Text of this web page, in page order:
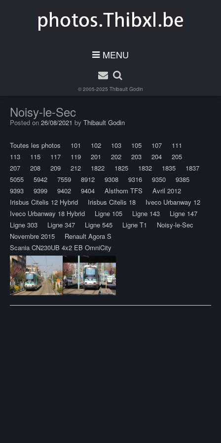
MENU
© 2005-2025 Thibault Godin
Noisy-le-Sec
Posted on 26/08/2021 by Thibault Godin
Toutes les photos 101 102 103 105 107
111
113
115 117 119 201 202 203 204
205
207
208 209 212 1822 1825 1832 1835
1837
5055
5942 7559 8912 9308 9316 9350
9385
9393
9399 9402 9404 Alsthom TFS
Avril 2012
Irisbus Citelis 12 Hybrid
Irisbus Citelis 18
Iveco Urbanway 12
Iveco Urbanway 18 Hybrid
Ligne 105 Ligne 143
Ligne 147
Ligne 303
Ligne 347 Ligne 545 Ligne T1
Noisy-le-Sec
Novembre 2015
Renault Agora S
Scania CN230UB 4x2 EB OmniCity
Post